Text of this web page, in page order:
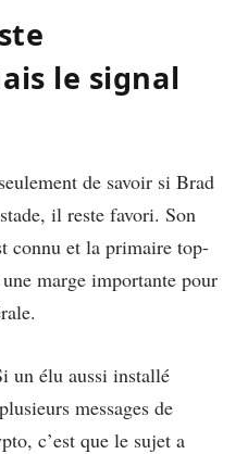
le signal
de savoir si Brad
il reste favori. Son
connu et la primaire top-
marge importante pour
un élu aussi installé
messages de
c’est que le sujet a